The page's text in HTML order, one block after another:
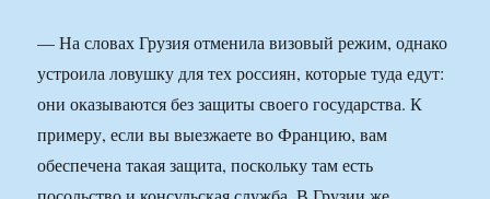
— На словах Грузия отменила визовый режим, однако
устроила ловушку для тех россиян, которые туда едут:
они оказываются без защиты своего государства. К
примеру, если вы выезжаете во Францию, вам
обеспечена такая защита, поскольку там есть